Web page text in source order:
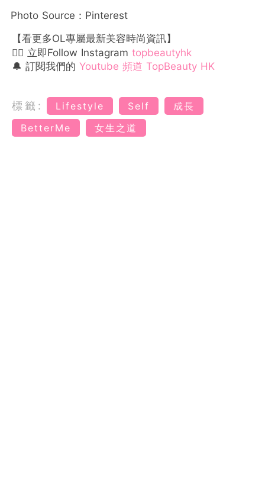
Photo Source：Pinterest
【看更多OL專屬最新美容時尚資訊】
👉🏻 立即Follow Instagram topbeautyhk
🔔 訂閱我們的 Youtube 頻道 TopBeauty HK
標籤: Lifestyle Self
成長
BetterMe
女生之道